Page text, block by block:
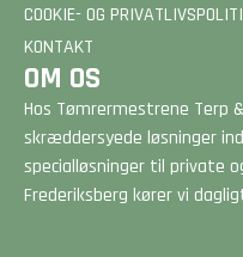
COOKIE- OG
KONTAKT
OM OS
Hos Tømrermestrene Terp
skræddersyede løsninger
specialløsninger til private
Frederiksberg kører vi